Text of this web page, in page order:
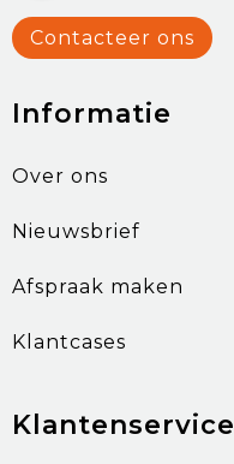
Contacteer ons
Informatie
Over ons
Nieuwsbrief
Afspraak maken
Klantcases
Klantenservice